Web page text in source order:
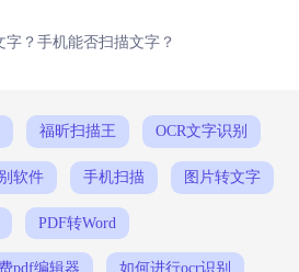
字？手机能否扫描文字？
福昕扫描王 OCR文字识别
软件 手机扫描 图片转文字
PDF转Word
pdf编辑器 如何进行ocr识别